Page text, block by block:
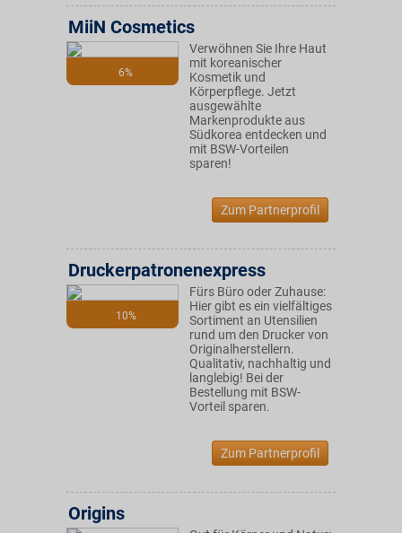
6%
MiiN Cosmetics
Verwöhnen Sie Ihre Haut
mit koreanischer
Kosmetik und
Körperpflege. Jetzt
ausgewählte
Markenprodukte aus
Südkorea entdecken und
mit BSW-Vorteilen
sparen!
Zum Partnerprofil
10%
Druckerpatronenexpress
Fürs Büro oder Zuhause:
Hier gibt es ein vielfältiges
Sortiment an Utensilien
rund um den Drucker von
Originalherstellern.
Qualitativ, nachhaltig und
langlebig! Bei der
Bestellung mit BSW-
Vorteil sparen.
Zum Partnerprofil
Origins